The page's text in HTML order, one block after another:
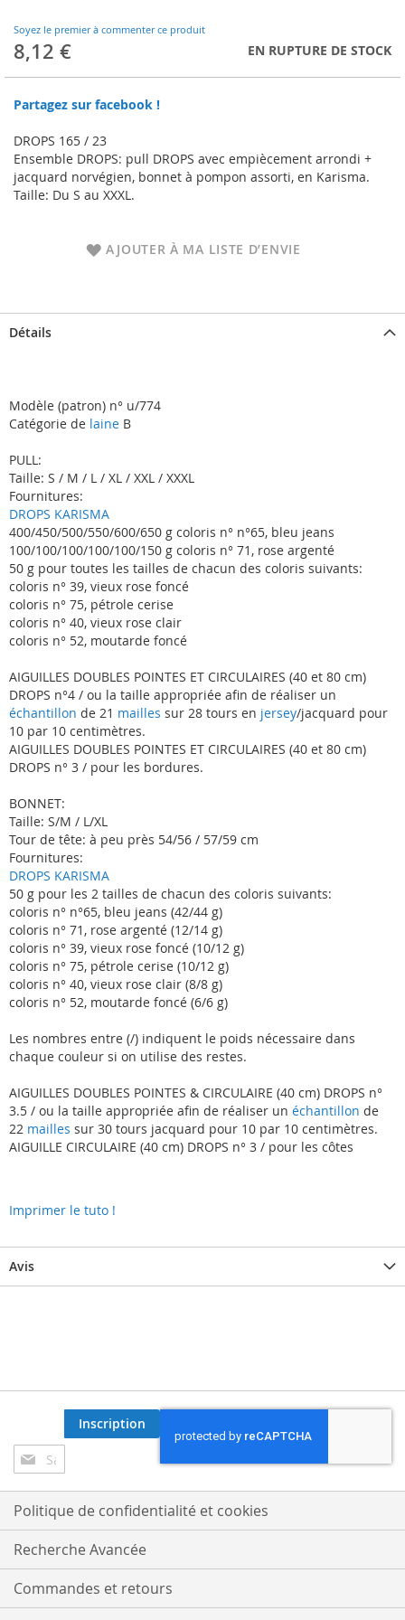
Soyez le premier à commenter ce produit
8,12 € EN RUPTURE DE STOCK
Partagez sur facebook !
DROPS 165 / 23
Ensemble DROPS: pull DROPS avec empiècement arrondi +
jacquard norvégien, bonnet à pompon assorti, en Karisma.
Taille: Du S au XXXL.
AJOUTER À MA LISTE D’ENVIE
beginning
of
the
gallery
Détails
Modèle (patron) n° u/774
Catégorie de laine B
PULL:
Taille: S / M / L / XL / XXL / XXXL
Fournitures:
DROPS KARISMA
400/450/500/550/600/650 g coloris n° n°65, bleu jeans
100/100/100/100/100/150 g coloris n° 71, rose argenté
50 g pour toutes les tailles de chacun des coloris suivants:
coloris n° 39, vieux rose foncé
coloris n° 75, pétrole cerise
coloris n° 40, vieux rose clair
coloris n° 52, moutarde foncé
AIGUILLES DOUBLES POINTES ET CIRCULAIRES (40 et 80 cm)
DROPS n°4 / ou la taille appropriée afin de réaliser un
échantillon de 21 mailles sur 28 tours en jersey/jacquard pour
10 par 10 centimètres.
AIGUILLES DOUBLES POINTES ET CIRCULAIRES (40 et 80 cm)
DROPS n° 3 / pour les bordures.
BONNET:
Taille: S/M / L/XL
Tour de tête: à peu près 54/56 / 57/59 cm
Fournitures:
DROPS KARISMA
50 g pour les 2 tailles de chacun des coloris suivants:
coloris n° n°65, bleu jeans (42/44 g)
coloris n° 71, rose argenté (12/14 g)
coloris n° 39, vieux rose foncé (10/12 g)
coloris n° 75, pétrole cerise (10/12 g)
coloris n° 40, vieux rose clair (8/8 g)
coloris n° 52, moutarde foncé (6/6 g)
Les nombres entre (/) indiquent le poids nécessaire dans
chaque couleur si on utilise des restes.
AIGUILLES DOUBLES POINTES & CIRCULAIRE (40 cm) DROPS n°
3.5 / ou la taille appropriée afin de réaliser un échantillon de
22 mailles sur 30 tours jacquard pour 10 par 10 centimètres.
AIGUILLE CIRCULAIRE (40 cm) DROPS n° 3 / pour les côtes
Imprimer le tuto !
Avis
Inscription
à
notre
lettre
d’information
:
Inscription
Politique de confidentialité et cookies
Recherche Avancée
Commandes et retours